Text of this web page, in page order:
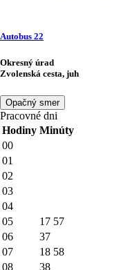
Autobus 22
Okresný úrad
Zvolenská cesta, juh
Opačný smer
Pracovné dni
Hodiny Minúty
00
01
02
03
04
05
17 57
06
37
07
18 58
08
38